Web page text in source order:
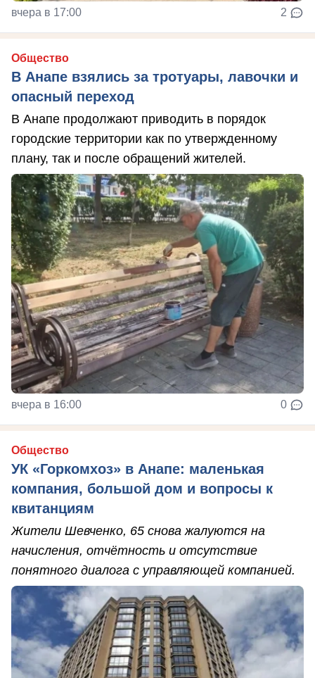
вчера в 17:00 2
Общество
В Анапе взялись за тротуары, лавочки и
опасный переход
В Анапе продолжают приводить в порядок
городские территории как по утвержденному
плану, так и после обращений жителей.
вчера в 16:00 0
Общество
УК «Горкомхоз» в Анапе: маленькая
компания, большой дом и вопросы к
квитанциям
Жители Шевченко, 65 снова жалуются на
начисления, отчётность и отсутствие
понятного диалога с управляющей компанией.